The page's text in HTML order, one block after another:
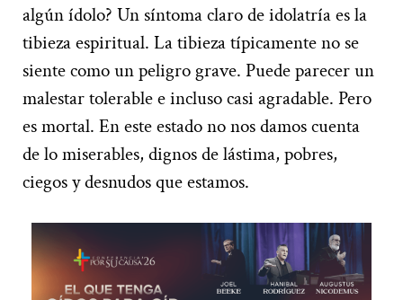
algún ídolo? Un síntoma claro de idolatría es la
tibieza espiritual. La tibieza típicamente no se
siente como un peligro grave. Puede parecer un
malestar tolerable e incluso casi agradable. Pero
es mortal. En este estado no nos damos cuenta
de lo miserables, dignos de lástima, pobres,
ciegos y desnudos que estamos.